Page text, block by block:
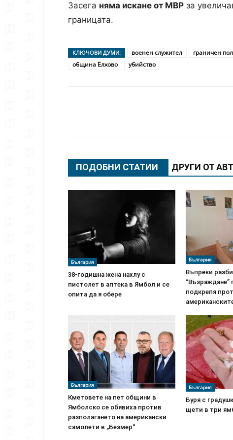
Засега няма искане от МВР за
границата.
КЛЮЧОВИ ДУМИ: военен служител граничен
община Елхово
убийство
ПОДОБНИ СТАТИИ ДРУГИ ОТ
България
38-годишна жена нахлу с
пистолет в аптека в Ямбол и се
опита да я обере
България
Въпреки
подкрепя
България
Кметовете на пет общини в
Ямболско се обявиха против
разполагането на американски
самолети в „Безмер“
България
Буря с
щети в три